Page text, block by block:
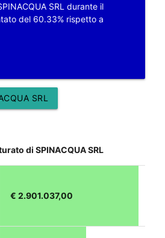
SRL durante il
del 60.33% rispetto a
SRL
di SPINACQUA SRL
€ 2.901.037,00